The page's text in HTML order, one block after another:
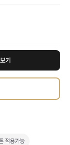
기
적용가능